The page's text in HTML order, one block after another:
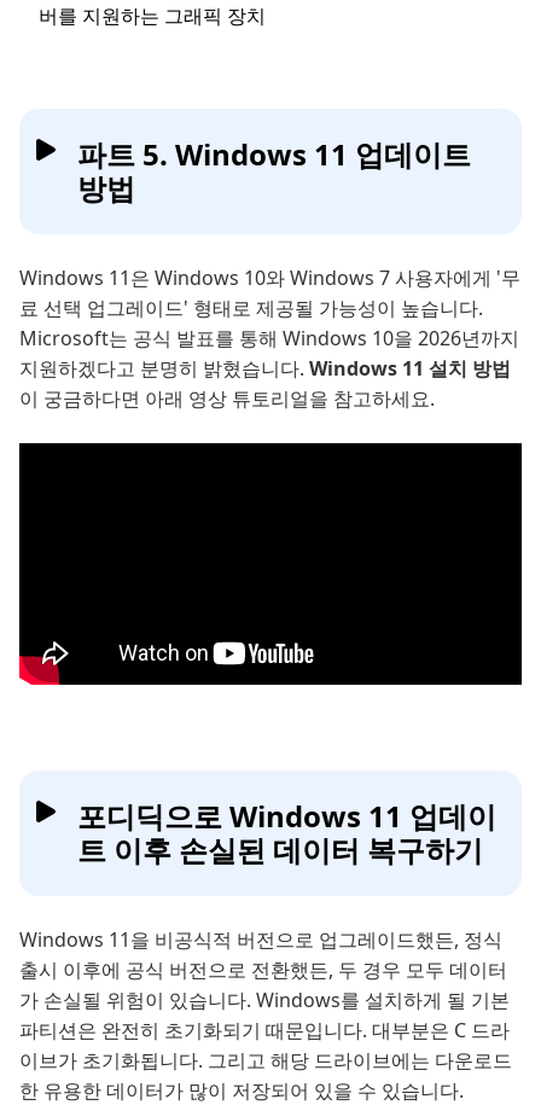
버를 지원하는 그래픽 장치
파트 5. Windows 11 업데이트
방법
Windows 11은 Windows 10와 Windows 7 사용자에게 '무
료 선택 업그레이드' 형태로 제공될 가능성이 높습니다.
Microsoft는 공식 발표를 통해 Windows 10을 2026년까지
지원하겠다고 분명히 밝혔습니다. Windows 11 설치 방법
이 궁금하다면 아래 영상 튜토리얼을 참고하세요.
포디딕으로 Windows 11 업데이
트 이후 손실된 데이터 복구하기
Windows 11을 비공식적 버전으로 업그레이드했든, 정식
출시 이후에 공식 버전으로 전환했든, 두 경우 모두 데이터
가 손실될 위험이 있습니다. Windows를 설치하게 될 기본
파티션은 완전히 초기화되기 때문입니다. 대부분은 C 드라
이브가 초기화됩니다. 그리고 해당 드라이브에는 다운로드
한 유용한 데이터가 많이 저장되어 있을 수 있습니다.